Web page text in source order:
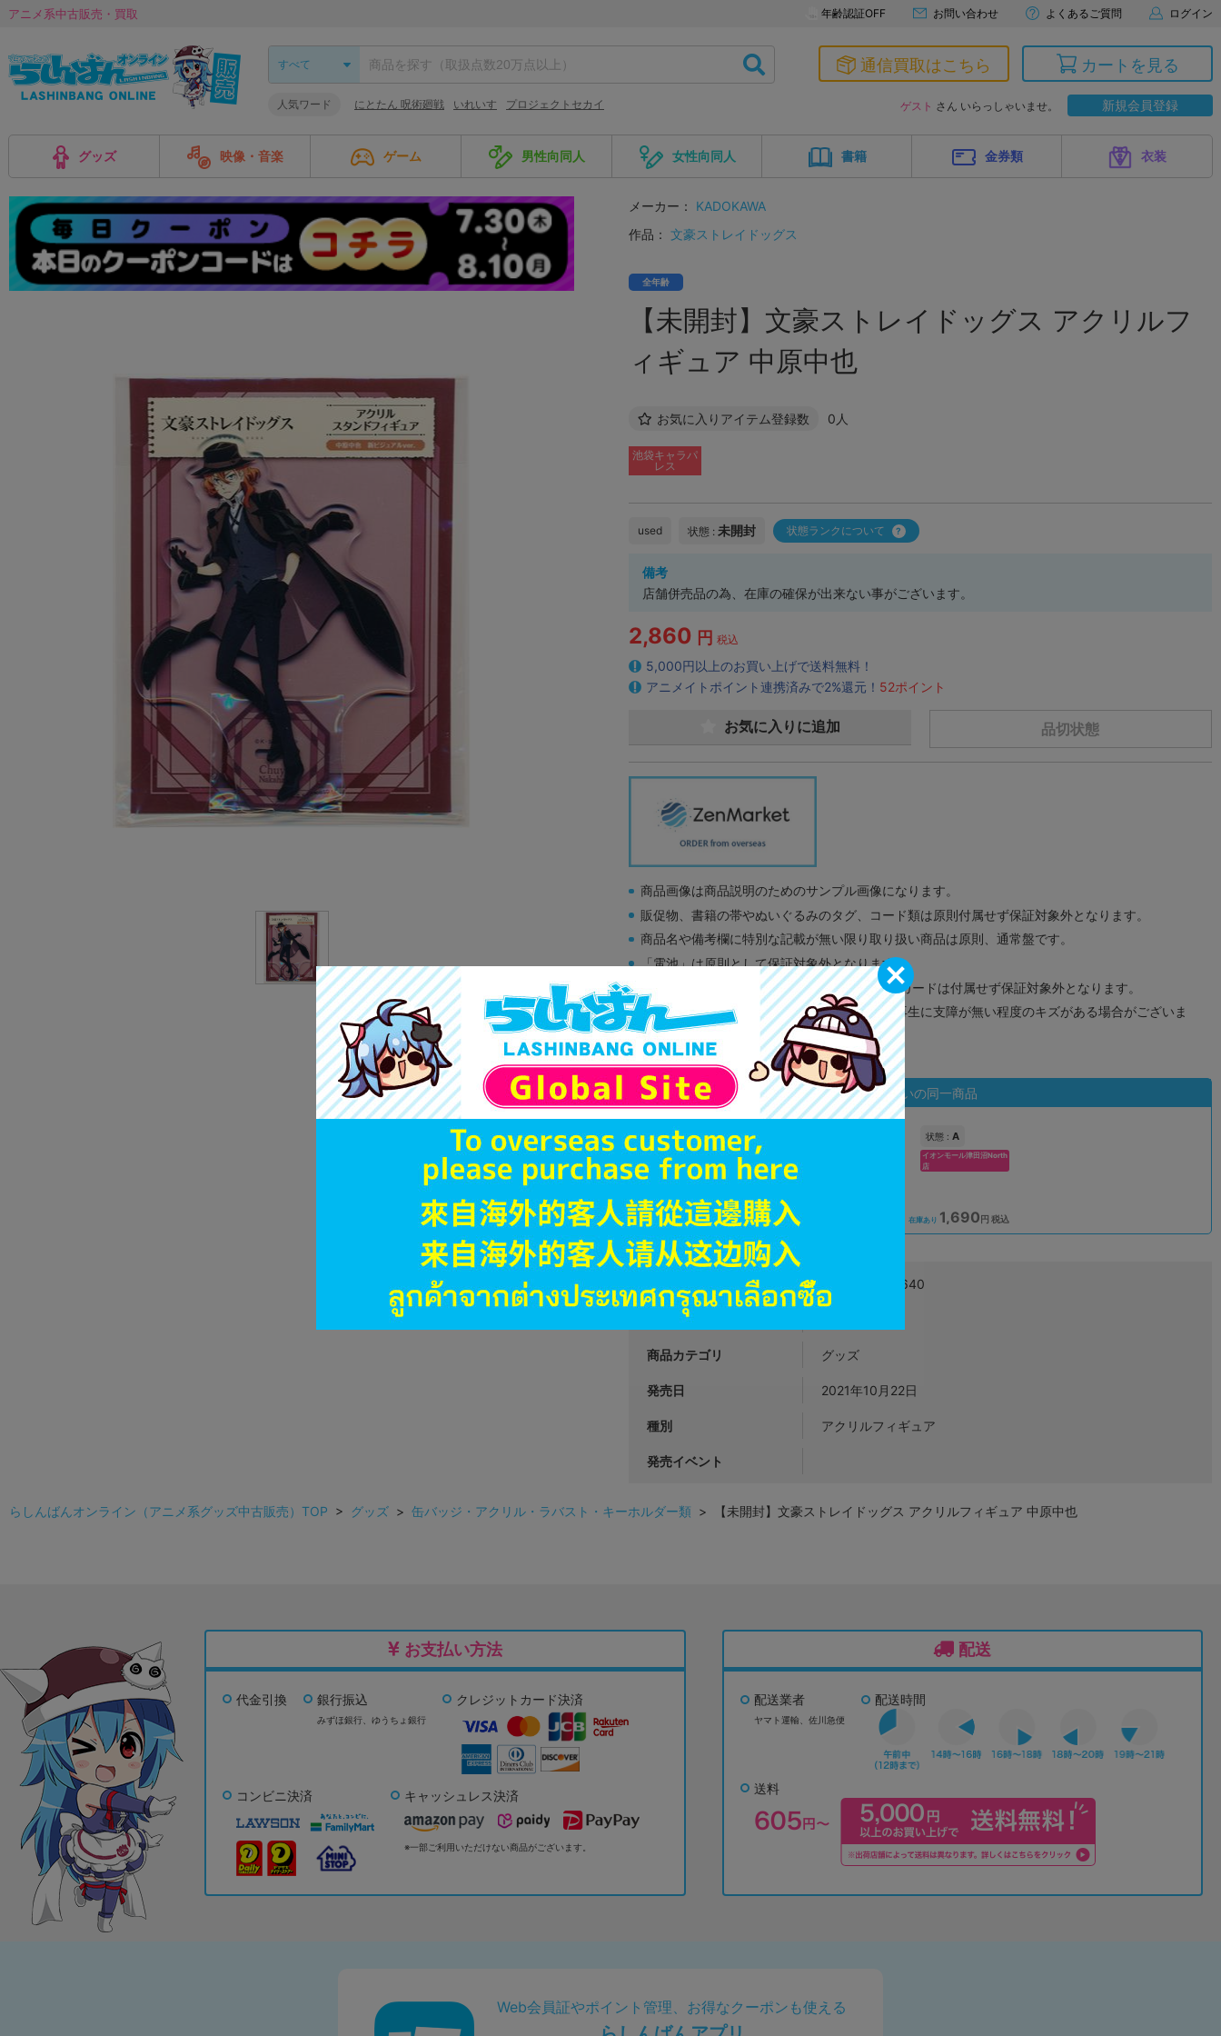
アニメ系中古販売・買取 年齢認証OFF お問い合わせ よくあるご質問 ログイン
人気ワード にとたん 呪術廻戦 いれいす プロジェクトセカイ
通信買取はこちら カートを見る
ゲスト さん いらっしゃいませ。 新規会員登録
グッズ 映像・音楽 ゲーム 男性向同人 女性向同人 書籍 金券類 衣装
メーカー：
KADOKAWA
作品： 文豪ストレイドッグス
全年齢
【未開封】文豪ストレイドッグス アクリルフ
ィギュア 中原中也
お気に入りアイテム登録数 0人
池袋キャラパ
レス
used 状態 : 未開封 状態ランクについて
備考
店舗併売品の為、在庫の確保が出来ない事がございます。
2,860 円 税込
5,000円以上のお買い上げで送料無料！
アニメイトポイント連携済みで2%還元！ 52ポイント
品切状態
お気に入りに追加
商品画像は商品説明のためのサンプル画像になります。
販促物、書籍の帯やぬいぐるみのタグ、コード類は原則付属せず保証対象外となります。
商品名や備考欄に特別な記載が無い限り取り扱い商品は原則、通常盤です。
「電池」は原則として保証対象外となります。
ゲーム機本体には、SDカードなどのメモリーカードは付属せず保証対象外となります。
ディスク類の読み取り面のキズに関しまして再生に支障が無い程度のキズがある場合がございま
す。
※詳細につきましてはコチラ
状態違いの同一商品
状態 :
オンライン
品切状態 990円 税込
状態 : A
イオンモール津田沼North
店
在庫あり 1,690円 税込
JANコード 4935228447640
商品番号
商品カテゴリ グッズ
発売日 2021年10月22日
種別 アクリルフィギュア
発売イベント
らしんばんオンライン（アニメ系グッズ中古販売）TOP > グッズ > 缶バッジ・アクリル・ラバスト・キーホルダー類 > 【未開封】文豪ストレイドッグス アクリルフィギュア 中原中也
お支払い方法
代金引換 銀行振込
みずほ銀行、 ゆうちょ銀行
クレジットカード決済
コンビニ決済 キャッシュレス決済
※一部ご利用いただけない商品がございます。
配送
配送業者
ヤマト運輸、佐川急便
配送時間
送料
Web会員証やポイント管理、お得なクーポンも使える